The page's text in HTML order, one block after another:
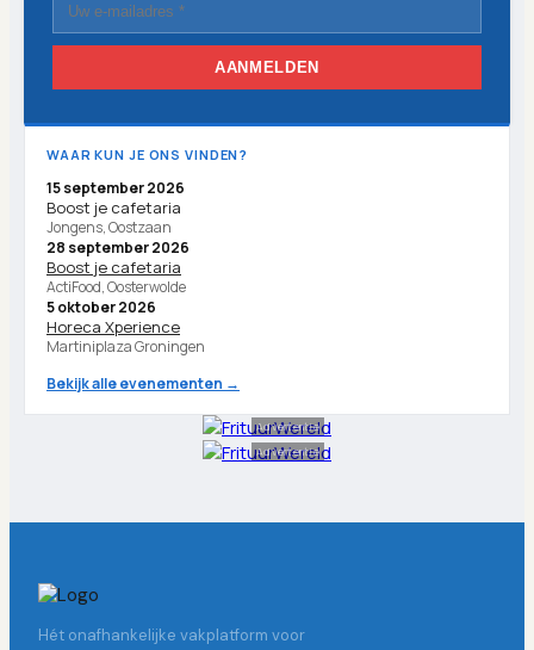
AANMELDEN
WAAR KUN JE ONS VINDEN?
15 september 2026
Boost je cafetaria
Jongens, Oostzaan
28 september 2026
Boost je cafetaria
ActiFood, Oosterwolde
5 oktober 2026
Horeca Xperience
Martiniplaza Groningen
Bekijk alle evenementen →
Advertentie
Advertentie
Hét onafhankelijke vakplatform voor